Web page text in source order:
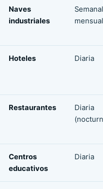
Naves
industriales
mensual
Hoteles Diaria
Restaurantes
Diaria
Centros
educativos
Diaria